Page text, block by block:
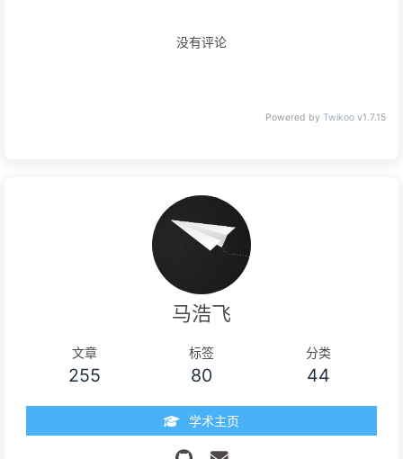
没有评论
Powered by Twikoo v1.7.15
马浩飞
文章
255
标签
80
分类
44
学术主页